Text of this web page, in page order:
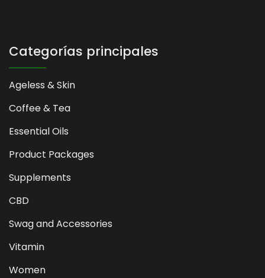
Categorías principales
Ageless & Skin
Coffee & Tea
Essential Oils
Product Packages
Supplements
CBD
Swag and Accessories
Vitamin
Women